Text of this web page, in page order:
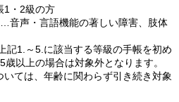
1・2級の方
音声・言語機能の著しい障害、肢体
記1.～5.に該当する等級の手帳を初め
以上の場合は対象外となります。
ては、年齢に関わらず引き続き対象